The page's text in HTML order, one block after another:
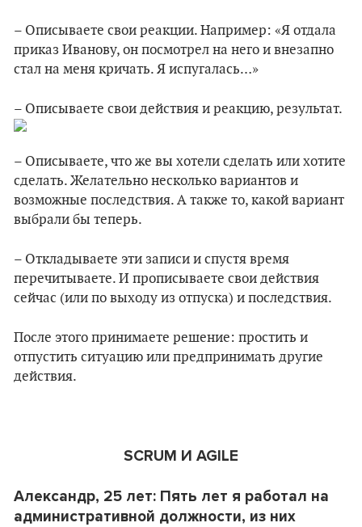
– Описываете свои реакции. Например: «Я отдала
приказ Иванову, он посмотрел на него и внезапно
стал на меня кричать. Я испугалась…»
– Описываете свои действия и реакцию, результат.
– Описываете, что же вы хотели сделать или хотите
сделать. Желательно несколько вариантов и
возможные последствия. А также то, какой вариант
выбрали бы теперь.
– Откладываете эти записи и спустя время
перечитываете. И прописываете свои действия
сейчас (или по выходу из отпуска) и последствия.
После этого принимаете решение: простить и
отпустить ситуацию или предпринимать другие
действия.
SCRUM И AGILE
Александр, 25 лет: Пять лет я работал на
административной должности, из них